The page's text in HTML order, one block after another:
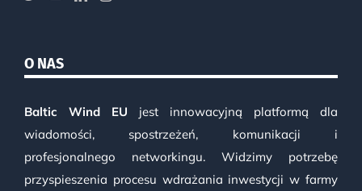
O NAS
Baltic Wind EU jest innowacyjną platformą dla
wiadomości, spostrzeżeń, komunikacji i
profesjonalnego networkingu. Widzimy potrzebę
przyspieszenia procesu wdrażania inwestycji w farmy